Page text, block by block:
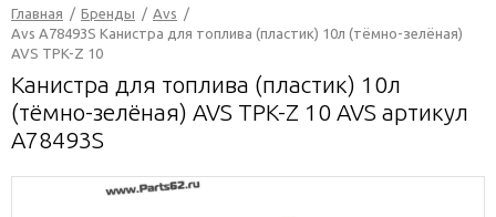
Главная / Бренды / Avs /
Avs A78493S Канистра для топлива (пластик) 10л (тёмно-зелёная)
AVS TPK-Z 10
Канистра для топлива (пластик) 10л
(тёмно-зелёная) AVS TPK-Z 10 AVS артикул
A78493S